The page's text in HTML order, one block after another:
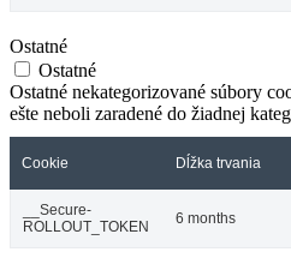
Ostatné
Ostatné
Ostatné nekategorizované súbory
ešte neboli zaradené do žiadnej
Cookie Dĺžka trvania
__Secure-
ROLLOUT_TOKEN
6 months